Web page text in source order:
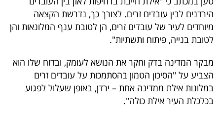
הירדנים לבין עובדים זרים. לצורך כך, נדרשת הקצאה
מיוחדים לעיר של עובדים זרים, הן לטובת ענף המלונאות והן
לטובת בנייה, פיתוח ותשתיות".
מבקר המדינה בדק וחקר את הנושא לעומק, ובדוח שלו הוא
הצביע על "הסיכון הטמון בהסתמכות על עובדים זרים
במלונות אילת ממדינה אחת – ירדן, באופן שעלול לפגוע
בכלכלת העיר אילת כולה".